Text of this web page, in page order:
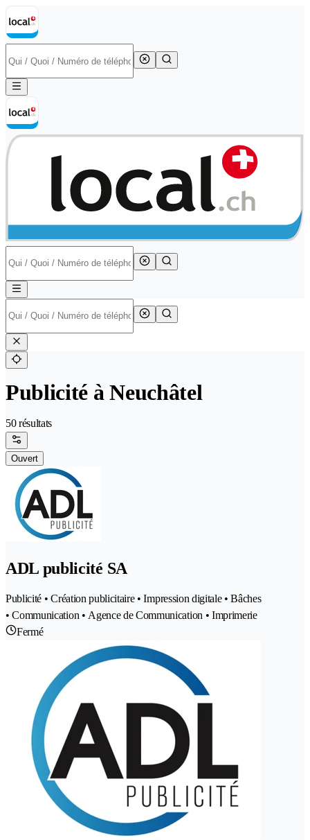
Publicité à Neuchâtel
50 résultats
Ouvert
ADL publicité SA
Publicité • Création publicitaire • Impression digitale • Bâches
• Communication • Agence de Communication • Imprimerie
Fermé